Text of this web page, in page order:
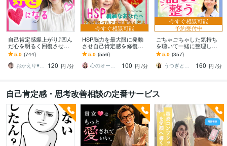
自己肯定感爆上がり⤴︎凹ん
だ心を明るく回復させま
す 本来のあなたの素敵を
超発掘✨あふれる愛情で褒
めちぎります❤️
5.0 (744)
おかえり♥️岡えり子 120 円 /分
今すぐ相談可能
HSP脳力を最大限に発動
させ自己肯定感を修復し
ます 自分の発言への後悔
とダメ出しを止め心地よ
い眠りにつきましょう
5.0 (556)
心のオープナーはる
100 円 /分
今すぐ相談可能
予約受付中
ごちゃごちゃした気持ち
を聴いて一緒に整理しま
す 自動思考ストップ！話
すうちに原因がわかり気
持ちが整います
5.0 (357)
うつぎともこ（けんちゃんママ♪）
160 円 /分
自己肯定感・思考改善相談の定番サービス